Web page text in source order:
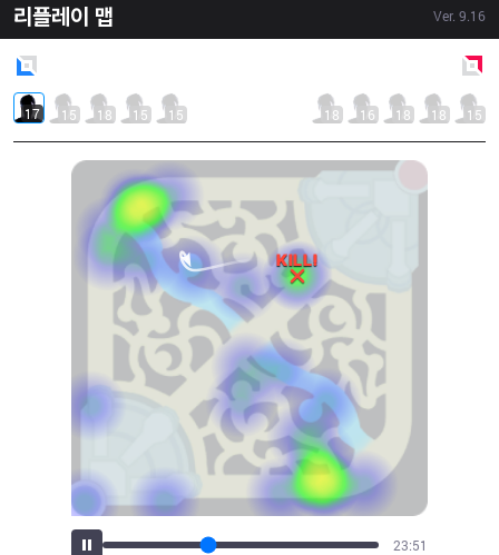
리플레이 맵 Ver. 9.16
17 15 18 15 15 18 16 18 18 15
26:23